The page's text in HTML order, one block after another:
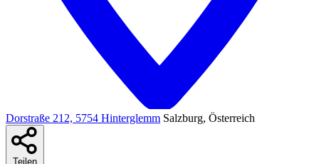
Dorstraße 212, 5754 Hinterglemm Salzburg, Österreich
Teilen